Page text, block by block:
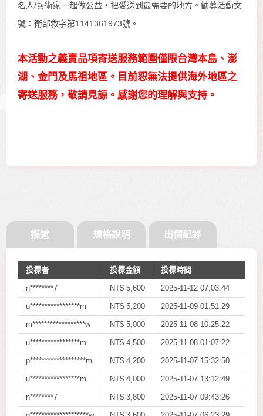
名人/藝術家一起做公益，把愛送到最需要的地方。勸募活動文
號：衛部救字第1141361973號。
本活動之義賣品項寄送服務範圍僅限台灣本島、澎
湖、金門及馬祖地區。目前恕無法提供海外地區之
寄送服務，敬請見諒。感謝您的理解與支持。
出價紀錄
描述 規格說明
投標者 投標金額 投標時間
n********7 NT$ 5,600 2025-11-12 07:03:44
u*****************m NT$ 5,200 2025-11-09 01:51:29
m******************w NT$ 5,000 2025-11-08 10:25:22
u*****************m NT$ 4,500 2025-11-08 01:07:22
p*******************m NT$ 4,200 2025-11-07 15:32:50
u*****************m NT$ 4,000 2025-11-07 13:12:49
n********7 NT$ 3,800 2025-11-07 09:43:26